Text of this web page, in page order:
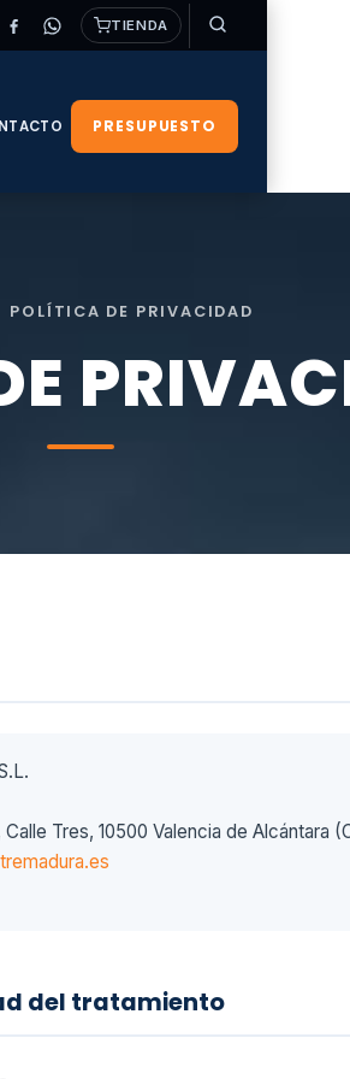
TIENDA
PRESUPUESTO
POLÍTICA DE PRIVACIDAD
Tres, 10500 Valencia de Alcántara
del tratamiento